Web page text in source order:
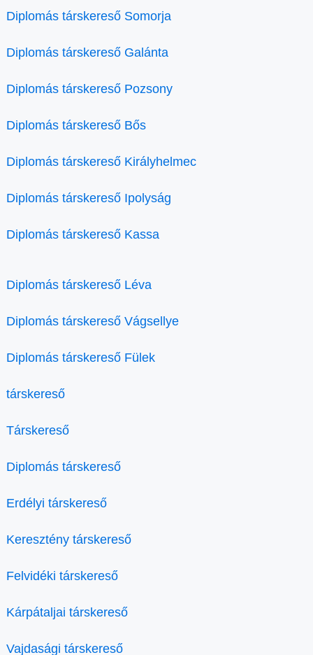
Diplomás társkereső Somorja
Diplomás társkereső Galánta
Diplomás társkereső Pozsony
Diplomás társkereső Bős
Diplomás társkereső Királyhelmec
Diplomás társkereső Ipolyság
Diplomás társkereső Kassa
Diplomás társkereső Léva
Diplomás társkereső Vágsellye
Diplomás társkereső Fülek
társkereső
Társkereső
Diplomás társkereső
Erdélyi társkereső
Keresztény társkereső
Felvidéki társkereső
Kárpátaljai társkereső
Vajdasági társkereső